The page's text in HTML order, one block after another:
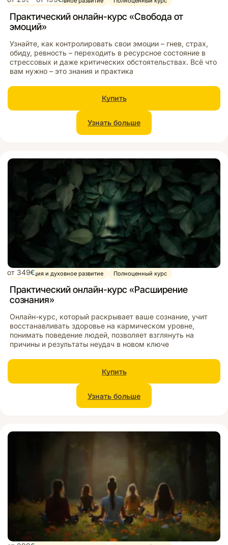
Практический онлайн-курс «Свобода от
эмоций»
Узнайте, как контролировать свои эмоции – гнев, страх,
обиду, ревность – переходить в ресурсное состояние в
стрессовых и даже критических обстоятельствах. Всё что
вам нужно – это знания и практика
Купить
Узнать больше
Медитация и духовное развитие Полноценный курс
Практический онлайн-курс «Расширение
сознания»
Онлайн-курс, который раскрывает ваше сознание, учит
восстанавливать здоровье на кармическом уровне,
понимать поведение людей, позволяет взглянуть на
причины и результаты неудач в новом ключе
Купить
Узнать больше
от 349€